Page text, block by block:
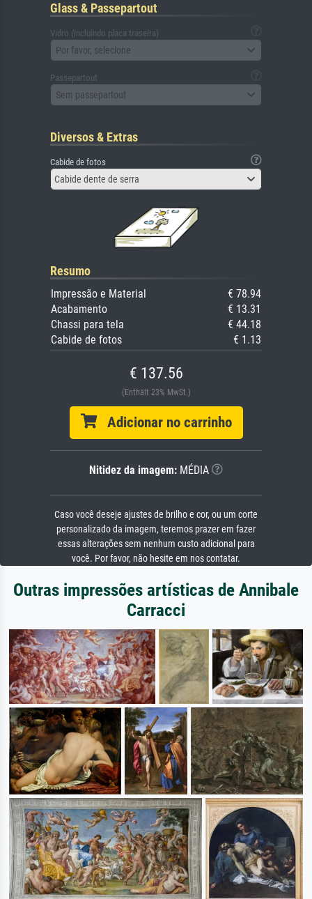
Glass & Passepartout
Vidro (incluindo placa traseira)
Por favor, selecione
Passepartout
Sem passepartout
Diversos & Extras
Cabide de fotos
Cabide dente de serra
Resumo
Impressão e Material
€ 78.94
Acabamento
€ 13.31
Chassi para tela
€ 44.18
Cabide de fotos
€ 1.13
€ 137.56
(Enthält 23% MwSt.)
Adicionar no carrinho
Nitidez da imagem: MÉDIA
Caso você deseje ajustes de brilho e cor, ou um corte
personalizado da imagem, teremos prazer em fazer
essas alterações sem nenhum custo adicional para
você. Por favor, não hesite em nos contatar.
Outras impressões artísticas de Annibale
Carracci